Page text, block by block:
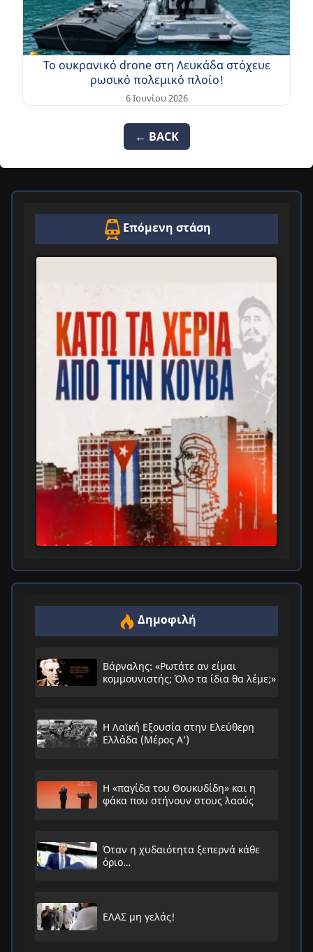
Το ουκρανικό drone στη Λευκάδα στόχευε
ρωσικό πολεμικό πλοίο!
6 Ιουνίου 2026
← BACK
Επόμενη στάση
Δημοφιλή
Βάρναλης: «Ρωτάτε αν είμαι
κομμουνιστής; Όλο τα ίδια θα λέμε;»
Η Λαϊκή Εξουσία στην Ελεύθερη
Ελλάδα (Μέρος Α’)
Η «παγίδα του Θουκυδίδη» και η
φάκα που στήνουν στους λαούς
Όταν η χυδαιότητα ξεπερνά κάθε
όριο…
ΕΛΑΣ μη γελάς!